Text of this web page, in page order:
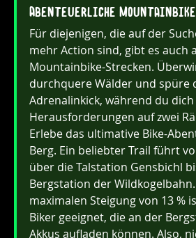
Abenteuerliche
Für diejenigen, die auf der
mehr Action sind, gibt es auch
Mountainbike-Strecken.
durchquere Wälder und spüre
Adrenalinkick, während du
Herausforderungen auf zwei
Erlebe das ultimative Bike-
Berg. Ein beliebter Trail führt
über die Talstation Gensbichl
Bergstation der
maximalen Steigung von 13 %
Biker geeignet, die an der
Akkus aufladen können. Also,